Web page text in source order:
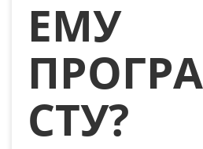
ЕМУ
СТУ?